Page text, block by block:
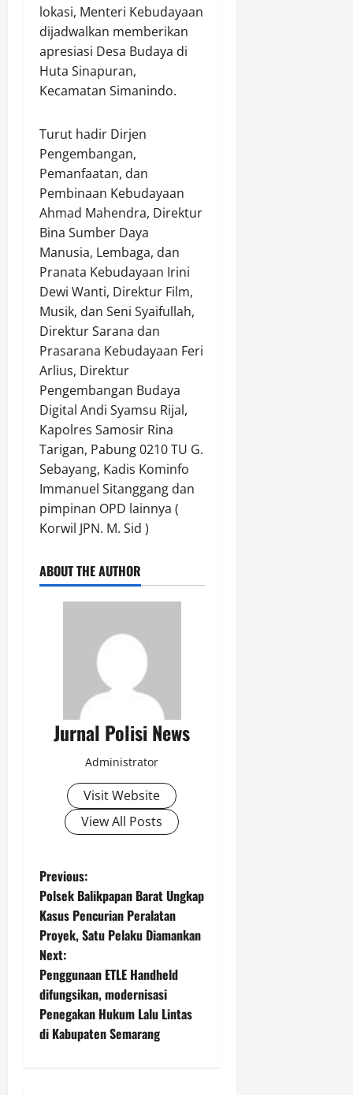
lokasi, Menteri Kebudayaan
dijadwalkan memberikan
apresiasi Desa Budaya di
Huta Sinapuran,
Kecamatan Simanindo.
Turut hadir Dirjen
Pengembangan,
Pemanfaatan, dan
Pembinaan Kebudayaan
Ahmad Mahendra, Direktur
Bina Sumber Daya
Manusia, Lembaga, dan
Pranata Kebudayaan Irini
Dewi Wanti, Direktur Film,
Musik, dan Seni Syaifullah,
Direktur Sarana dan
Prasarana Kebudayaan Feri
Arlius, Direktur
Pengembangan Budaya
Digital Andi Syamsu Rijal,
Kapolres Samosir Rina
Tarigan, Pabung 0210 TU G.
Sebayang, Kadis Kominfo
Immanuel Sitanggang dan
pimpinan OPD lainnya (
Korwil JPN. M. Sid )
ABOUT THE AUTHOR
Jurnal Polisi News
Administrator
Visit Website
View All Posts
P
o
s
t
n
a
Previous:
Polsek Balikpapan Barat Ungkap
Kasus Pencurian Peralatan
Proyek, Satu Pelaku Diamankan
Next:
Penggunaan ETLE Handheld
difungsikan, modernisasi
Penegakan Hukum Lalu Lintas
di Kabupaten Semarang